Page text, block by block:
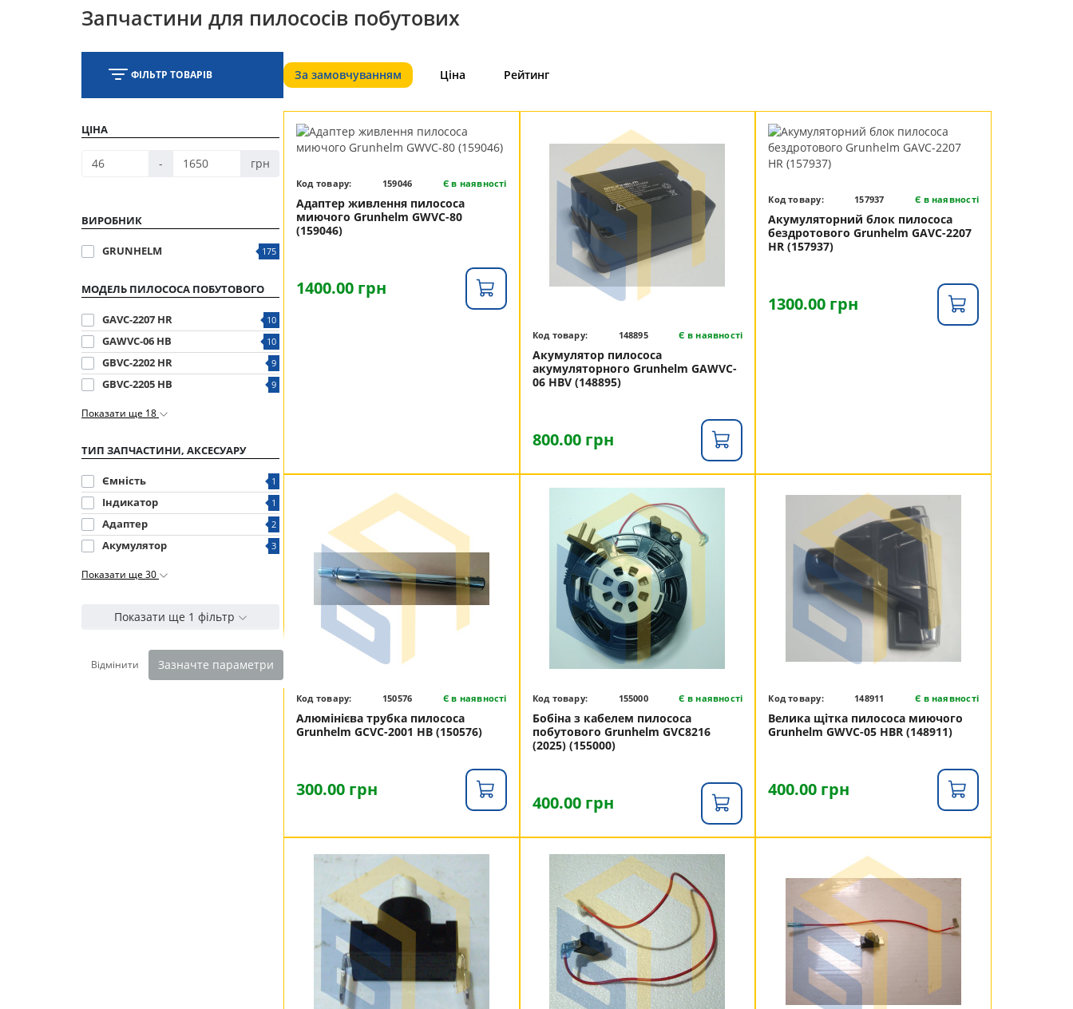
Запчастини для пилососів побутових
ФІЛЬТР ТОВАРІВ
ЦІНА
- грн
ВИРОБНИК
GRUNHELM 175
МОДЕЛЬ ПИЛОСОСА ПОБУТОВОГО
GAVC-2207 HR 10
GAWVC-06 HB 10
GBVC-2202 HR 9
GBVC-2205 HB 9
Показати ще 18
ТИП ЗАПЧАСТИНИ, АКСЕСУАРУ
Ємність 1
Індикатор 1
Адаптер 2
Акумулятор 3
Показати ще 30
Показати ще 1 фільтр
Відмінити Зазначте параметри
За замовчуванням Ціна Рейтинг
Код товару: 159046 Є в наявності
Адаптер живлення пилососа
миючого Grunhelm GWVC-80
(159046)
1400.00 грн
Код товару: 148895 Є в наявності
Акумулятор пилососа
акумуляторного Grunhelm GAWVC-
06 HBV (148895)
800.00 грн
Код товару: 157937 Є в наявності
Акумуляторний блок пилососа
бездротового Grunhelm GAVC-2207
HR (157937)
1300.00 грн
Код товару: 150576 Є в наявності
Алюмінієва трубка пилососа
Grunhelm GCVC-2001 HB (150576)
300.00 грн
Код товару: 155000 Є в наявності
Бобіна з кабелем пилососа
побутового Grunhelm GVC8216
(2025) (155000)
400.00 грн
Код товару: 148911 Є в наявності
Велика щітка пилососа миючого
Grunhelm GWVC-05 HBR (148911)
400.00 грн